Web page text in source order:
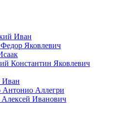
Иван
Яковлевич
Константин Яковлевич
Иван
Антонио Аллегри
Алексей Иванович